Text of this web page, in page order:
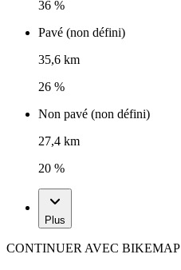
36 %
Pavé (non défini)
35,6 km
26 %
Non pavé (non défini)
27,4 km
20 %
Plus
CONTINUER AVEC BIKEMAP